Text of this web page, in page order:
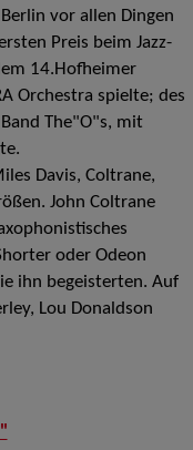
vor allen Dingen
Preis beim Jazz-
14.Hofheimer
Orchestra spielte; des
The"O"s, mit
Davis, Coltrane,
John Coltrane
oder Odeon
ihn begeisterten. Auf
Lou Donaldson